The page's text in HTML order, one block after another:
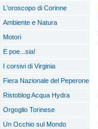
L'oroscopo di Corinne
Ambiente e Natura
Motori
E poe...sia!
I corsivi di Virginia
Fiera Nazionale del Peperone
Ristoblog Acqua Hydra
Orgoglio Torinese
Un Occhio sul Mondo